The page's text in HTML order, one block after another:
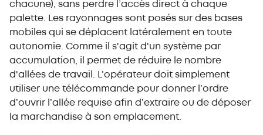
chacune), sans perdre l’accès direct à chaque
palette. Les rayonnages sont posés sur des bases
mobiles qui se déplacent latéralement en toute
autonomie. Comme il s'agit d'un système par
accumulation, il permet de réduire le nombre
d'allées de travail. L’opérateur doit simplement
utiliser une télécommande pour donner l’ordre
d’ouvrir l’allée requise afin d’extraire ou de déposer
la marchandise à son emplacement.